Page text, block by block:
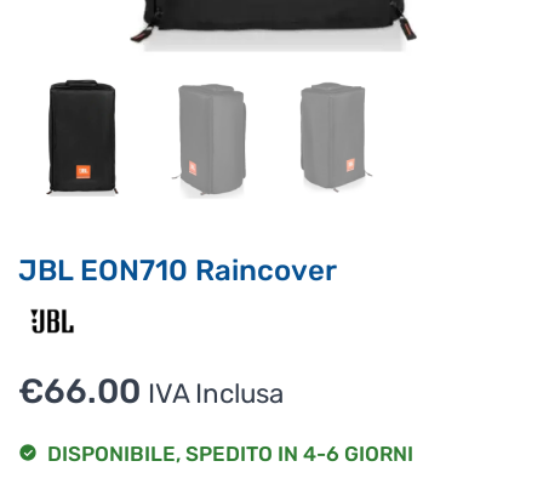
JBL EON710 Raincover
€66.00 IVA Inclusa
DISPONIBILE, SPEDITO IN 4-6 GIORNI
Ciao, Come posso aiutarti?
prodotti.
Per ottenere dettagli su un determinato prodotto
assicurati di indicarne il nome completo